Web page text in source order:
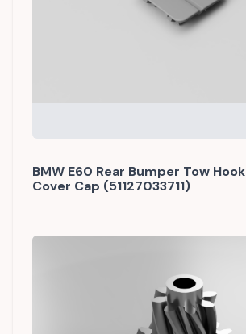
BMW E60 Rear Bumper Tow Hook
Cover Cap (51127033711)